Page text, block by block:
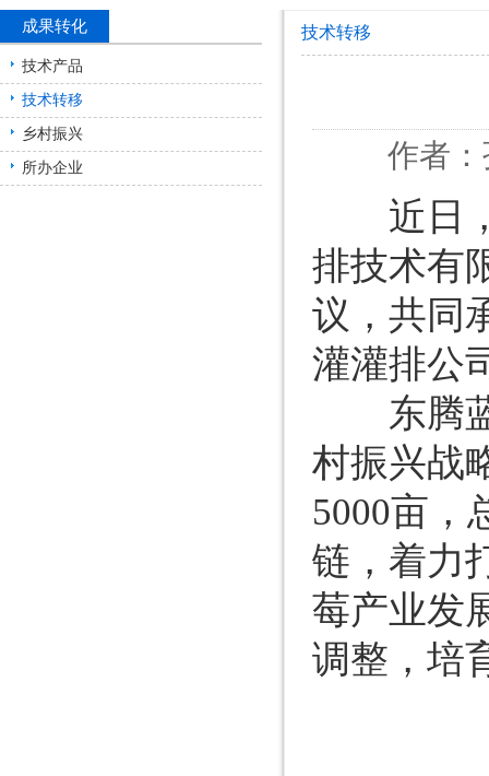
成果转化
技术产品
技术转移
乡村振兴
所办企业
技术转移
作者
近日，
排技术有
议，共同
灌灌排公
东腾蓝
村振兴战
5000亩，
链，着力
莓产业发
调整，培